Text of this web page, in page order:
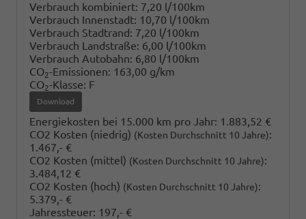
Verbrauch kombiniert: 7,20 l/100km
Verbrauch Innenstadt: 10,70 l/100km
Verbrauch Stadtrand: 7,20 l/100km
Verbrauch Landstraße: 6,00 l/100km
Verbrauch Autobahn: 6,80 l/100km
CO2-Emissionen: 163,00 g/km
CO2-Klasse: F
Download
Energiekosten bei 15.000 km pro Jahr: 1.883,52 €
CO2 Kosten (niedrig) (Kosten Durchschnitt 10 Jahre):
1.467,- €
CO2 Kosten (mittel) (Kosten Durchschnitt 10 Jahre):
3.484,12 €
CO2 Kosten (hoch) (Kosten Durchschnitt 10 Jahre):
5.379,- €
Jahressteuer: 197,- €